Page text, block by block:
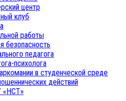
центр
клуб
работы
безопасность
педагога
психолога
в студенческой среде
действий
«НСТ»